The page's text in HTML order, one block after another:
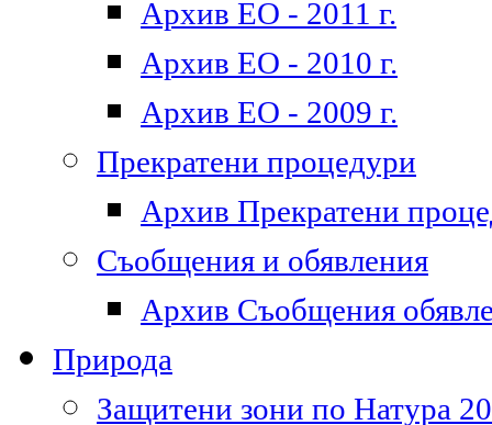
Архив ЕО - 2011 г.
Архив ЕО - 2010 г.
Архив ЕО - 2009 г.
Прекратени процедури
Архив Прекратени
Съобщения и обявления
Архив Съобщения
Природа
Защитени зони по Натура